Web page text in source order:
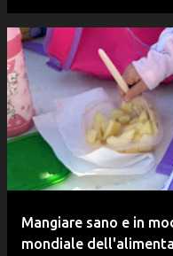
Mangiare sano e in
mondiale